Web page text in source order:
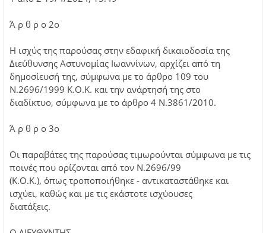
Ά ρ θ ρ ο 2ο
Η ισχύς της παρούσας στην εδαφική δικαιοδοσία της
Διεύθυνσης Αστυνομίας Ιωαννίνων, αρχίζει από τη
δημοσίευσή της, σύμφωνα με το άρθρο 109 του
Ν.2696/1999 Κ.Ο.Κ. και την ανάρτησή της στο
διαδίκτυο, σύμφωνα με το άρθρο 4 Ν.3861/2010.
Ά ρ θ ρ ο 3ο
Οι παραβάτες της παρούσας τιμωρούνται σύμφωνα με τις
ποινές που ορίζονται από τον Ν.2696/99
(Κ.Ο.Κ.), όπως τροποποιήθηκε - αντικαταστάθηκε και
ισχύει, καθώς και με τις εκάστοτε ισχύουσες
διατάξεις.